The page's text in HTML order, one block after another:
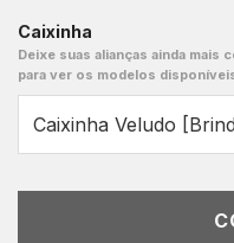
Caixinha
Deixe suas alianças ainda mais
para ver os modelos